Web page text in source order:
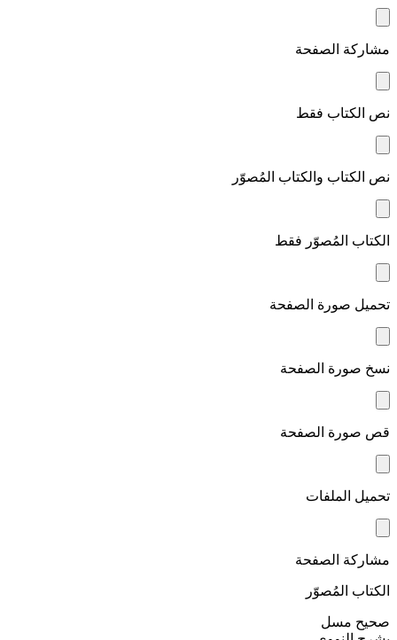
مشاركة الصفحة
نص الكتاب فقط
نص الكتاب والكتاب المُصوّر
الكتاب المُصوّر فقط
تحميل صورة الصفحة
نسخ صورة الصفحة
قص صورة الصفحة
تحميل الملفات
مشاركة الصفحة
الكتاب المُصوّر
صحيح مسل